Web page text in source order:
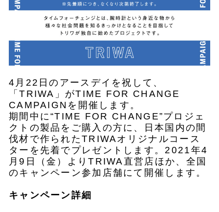
4月22日のアースデイを祝して、
「TRIWA」がTIME FOR CHANGE
CAMPAIGNを開催します。
期間中に“TIME FOR CHANGE”プロジェ
クトの製品をご購入の方に、日本国内の間
伐材で作られたTRIWAオリジナルコース
ターを先着でプレゼントします。2021年4
月9日（金）よりTRIWA直営店ほか、全国
のキャンペーン参加店舗にて開催します。
キャンペーン詳細